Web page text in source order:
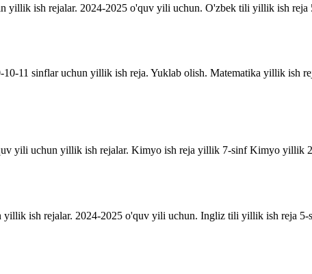
ish rejalar. 2024-2025 o'quv yili uchun. O'zbek tili yillik ish reja
11 sinflar uchun yillik ish reja. Yuklab olish. Matematika yillik
yili uchun yillik ish rejalar. Kimyo ish reja yillik 7-sinf Kimyo
ish rejalar. 2024-2025 o'quv yili uchun. Ingliz tili yillik ish reja 5-